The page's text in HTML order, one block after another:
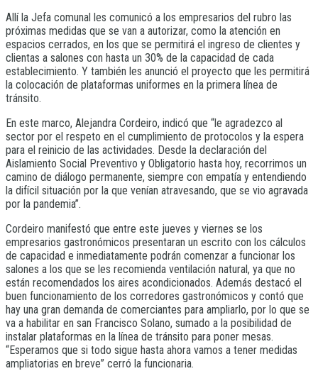
Allí la Jefa comunal les comunicó a los empresarios del rubro las
próximas medidas que se van a autorizar, como la atención en
espacios cerrados, en los que se permitirá el ingreso de clientes y
clientas a salones con hasta un 30% de la capacidad de cada
establecimiento. Y también les anunció el proyecto que les permitirá
la colocación de plataformas uniformes en la primera línea de
tránsito.
En este marco, Alejandra Cordeiro, indicó que “le agradezco al
sector por el respeto en el cumplimiento de protocolos y la espera
para el reinicio de las actividades. Desde la declaración del
Aislamiento Social Preventivo y Obligatorio hasta hoy, recorrimos un
camino de diálogo permanente, siempre con empatía y entendiendo
la difícil situación por la que venían atravesando, que se vio agravada
por la pandemia”.
Cordeiro manifestó que entre este jueves y viernes se los
empresarios gastronómicos presentaran un escrito con los cálculos
de capacidad e inmediatamente podrán comenzar a funcionar los
salones a los que se les recomienda ventilación natural, ya que no
están recomendados los aires acondicionados. Además destacó el
buen funcionamiento de los corredores gastronómicos y contó que
hay una gran demanda de comerciantes para ampliarlo, por lo que se
va a habilitar en san Francisco Solano, sumado a la posibilidad de
instalar plataformas en la línea de tránsito para poner mesas.
“Esperamos que si todo sigue hasta ahora vamos a tener medidas
ampliatorias en breve” cerró la funcionaria.